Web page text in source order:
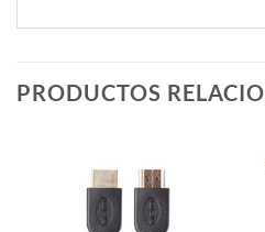
PRODUCTOS